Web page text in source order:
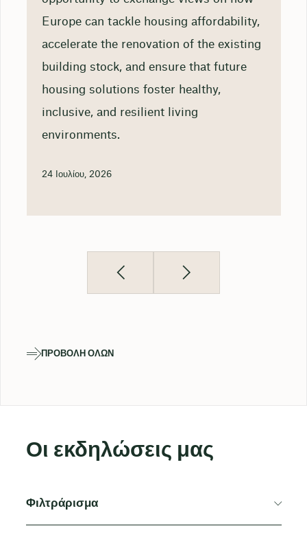
Europe can tackle housing affordability,
accelerate the renovation of the existing
building stock, and ensure that future
housing solutions foster healthy,
inclusive, and resilient living
environments.
24 Ιουλίου, 2026
ΠΡΟΒΟΛΉ ΌΛΩΝ
Οι εκδηλώσεις μας
Φιλτράρισμα